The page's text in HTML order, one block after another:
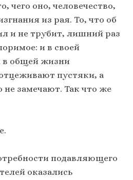
чего оно, человечество,
из рая. То, что об
и не трубит, лишний раз
и в своей
в общей жизни
пустяки, а
не замечают. Так что же
подавляющего
оказались